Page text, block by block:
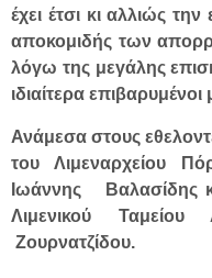
έχει έτσι κι αλλιώς
αποκομιδής των
λόγω της μεγάλης
ιδιαίτερα
Ανάμεσα στους
του Λιμεναρχείου
Ιωάννης Βαλασίδης
Λιμενικού
Ζουρνατζίδου.